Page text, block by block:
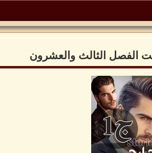
الفصل الثالث والعشرون